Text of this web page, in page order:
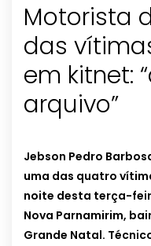
Motorista
das
em kitnet:
arquivo”
Jebson Pedro
uma das quatro
noite desta terça-
Nova Parnamirim,
Grande Natal.